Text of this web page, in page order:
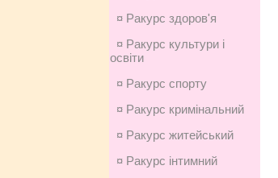
¤ Ракурс здоров'я
¤ Ракурс культури і
освіти
¤ Ракурс спорту
¤ Ракурс кримінальний
¤ Ракурс житейський
¤ Ракурс інтимний